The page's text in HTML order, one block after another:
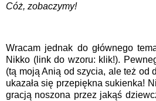
Cóż, zobaczymy!
Wracam jednak do głównego
Nikko (link do wzoru: klik!).
(tą moją Anią od szycia, ale też od
ukazała się przepiękna sukienka!
gracją noszona przez jakąś